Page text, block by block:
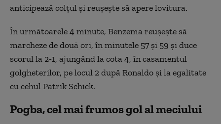
anticipează colțul și reușește să apere lovitura.
În următoarele 4 minute, Benzema reușește să
marcheze de două ori, în minutele 57 și 59 și duce
scorul la 2-1, ajungând la cota 4, în casamentul
golgheterilor, pe locul 2 după Ronaldo și la egalitate
cu cehul Patrik Schick.
Pogba, cel mai frumos gol al meciului